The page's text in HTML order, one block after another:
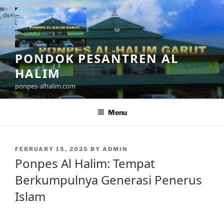
Skip
to
content
PONDOK PESANTREN AL
HALIM
ponpes-alhalim.com
Menu
POSTED
FEBRUARY 15, 2025 BY ADMIN
Ponpes Al Halim: Tempat
Berkumpulnya Generasi Penerus
Islam